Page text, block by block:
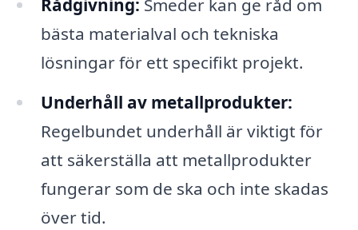
Rådgivning: Smeder kan ge råd om
bästa materialval och tekniska
lösningar för ett specifikt projekt.
Underhåll av metallprodukter:
Regelbundet underhåll är viktigt för
att säkerställa att metallprodukter
fungerar som de ska och inte skadas
över tid.